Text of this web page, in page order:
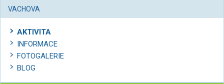
VACHOVA
AKTIVITA
INFORMACE
FOTOGALERIE
BLOG